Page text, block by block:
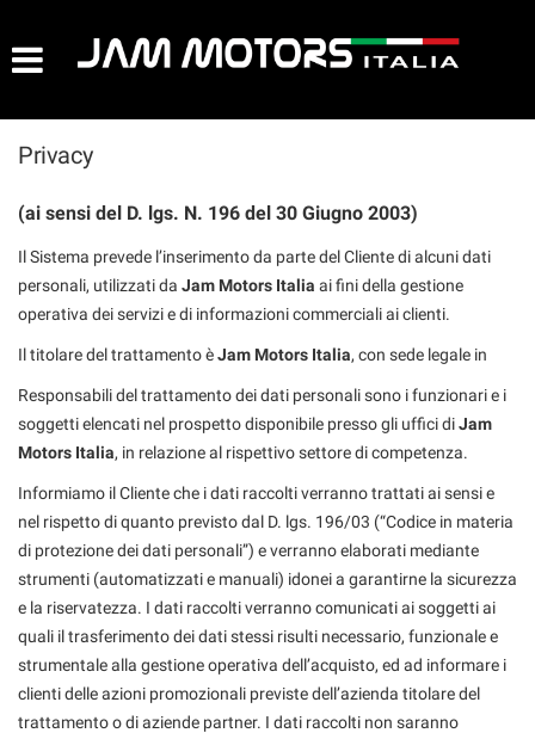
LISTA VEICOLI
ACQUISTIAMO USATO
ASSISTENZA
CONTATTI
NEWS
Privacy
(ai sensi del D. lgs. N. 196 del 30 Giugno 2003)
Il Sistema prevede l’inserimento da parte del Cliente di alcuni dati
personali, utilizzati da Jam Motors Italia ai fini della gestione
operativa dei servizi e di informazioni commerciali ai clienti.
Il titolare del trattamento èJam Motors Italia, con sede legale in
Responsabili del trattamento dei dati personali sono i funzionari e i
soggetti elencati nel prospetto disponibile presso gli uffici diJam
Motors Italia, in relazione al rispettivo settore di competenza.
Informiamo il Cliente che i dati raccolti verranno trattati ai sensi e
nel rispetto di quanto previsto dal D. lgs. 196/03 (“Codice in materia
di protezione dei dati personali”) e verranno elaborati mediante
strumenti (automatizzati e manuali) idonei a garantirne la sicurezza
e la riservatezza. I dati raccolti verranno comunicati ai soggetti ai
quali il trasferimento dei dati stessi risulti necessario, funzionale e
strumentale alla gestione operativa dell’acquisto, ed ad informare i
clienti delle azioni promozionali previste dell’azienda titolare del
trattamento o di aziende partner. I dati raccolti non saranno